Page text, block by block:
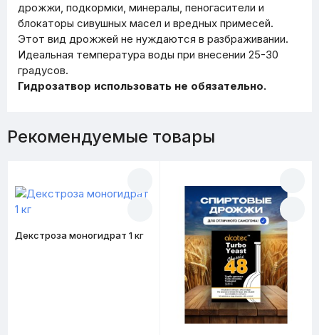
дрожжи, подкормки, минералы, пеногасители и
блокаторы сивушных масел и вредных примесей.
Этот вид дрожжей не нуждаются в разбраживании.
Идеальная температура воды при внесении 25-30
градусов.
Гидрозатвор использовать не обязательно.
Рекомендуемые товары
Декстроза моногидрат 1 кг